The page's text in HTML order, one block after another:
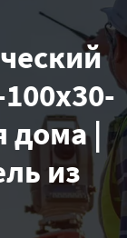
дома |
из